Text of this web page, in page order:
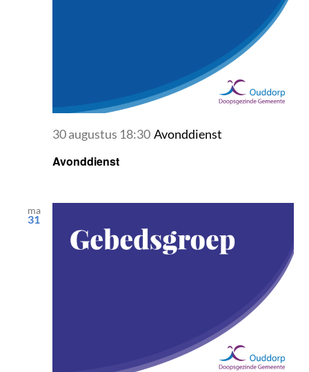
Avonddienst
30 augustus 18:30 Avonddienst
ma
31